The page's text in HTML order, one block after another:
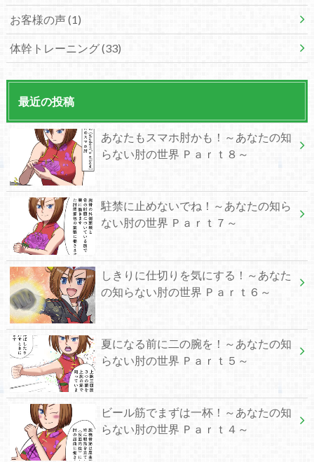
お客様の声(1)
体幹トレーニング(33)
最近の投稿
あなたもスマホ肘かも！～あなたの知
らない肘の世界 Ｐａｒｔ８～
駐禁に止めないでね！～あなたの知ら
ない肘の世界 Ｐａｒｔ７～
しきりに仕切りを気にする！～あなた
の知らない肘の世界 Ｐａｒｔ６～
夏になる前に二の腕を！～あなたの知
らない肘の世界 Ｐａｒｔ５～
ビール筋でまずは一杯！～あなたの知
らない肘の世界 Ｐａｒｔ４～